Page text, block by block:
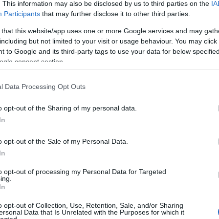
This information may also be disclosed by us to third parties on the
Participants that may further disclose it to other third parties.
that this website/app uses one or more Google services and may
but not limited to your visit or usage behaviour. You may
to Google and its third-party tags to use your data for below
consent section.
Data Processing Opt Outs
opt-out of the Sharing of my personal data.
opt-out of the Sale of my Personal Data.
opt-out of processing my Personal Data for Targeted
opt-out of Collection, Use, Retention, Sale, and/or Sharing
Data that Is Unrelated with the Purposes for which it
(
(18